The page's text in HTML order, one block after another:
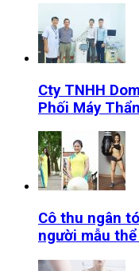
Cty TNHH
Phối Máy
Cô thu ngân
người mẫu